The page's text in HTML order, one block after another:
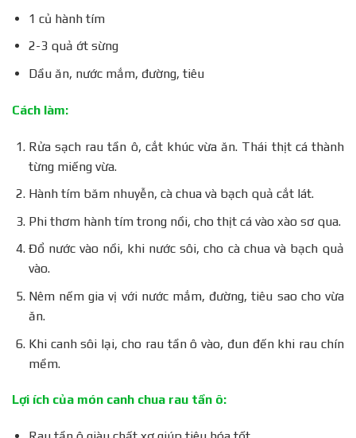
1 củ hành tím
2-3 quả ớt sừng
Dầu ăn, nước mắm, đường, tiêu
Cách làm:
Rửa sạch rau tần ô, cắt khúc vừa ăn. Thái thịt cá thành
từng miếng vừa.
Hành tím băm nhuyễn, cà chua và bạch quả cắt lát.
Phi thơm hành tím trong nồi, cho thịt cá vào xào sơ qua.
Đổ nước vào nồi, khi nước sôi, cho cà chua và bạch quả
vào.
Nêm nếm gia vị với nước mắm, đường, tiêu sao cho vừa
ăn.
Khi canh sôi lại, cho rau tần ô vào, đun đến khi rau chín
mềm.
Lợi ích của món canh chua rau tần ô: